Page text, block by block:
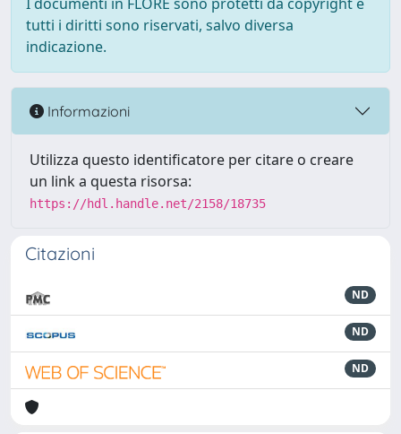
tutti i diritti sono riservati, salvo diversa
indicazione.
Informazioni
Utilizza questo identificatore per citare o creare
un link a questa risorsa:
https://hdl.handle.net/2158/18735
Citazioni
ND
ND
ND